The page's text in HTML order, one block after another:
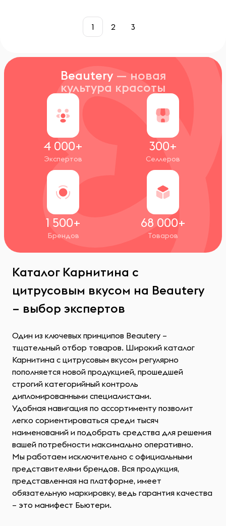
1 2 3
Beautery — новая
культура красоты
4 000+
Экспертов
300+
Селлеров
1 500+
Брендов
68 000+
Товаров
Каталог Карнитина с
цитрусовым вкусом на Beautery
– выбор экспертов
Один из ключевых принципов Beautery –
тщательный отбор товаров. Широкий каталог
Карнитина с цитрусовым вкусом регулярно
пополняется новой продукцией, прошедшей
строгий категорийный контроль
дипломированными специалистами.
Удобная навигация по ассортименту позволит
легко сориентироваться среди тысяч
наименований и подобрать средства для решения
вашей потребности максимально оперативно.
Мы работаем исключительно с официальными
представителями брендов. Вся продукция,
представленная на платформе, имеет
обязательную маркировку, ведь гарантия качества
– это манифест Бьютери.